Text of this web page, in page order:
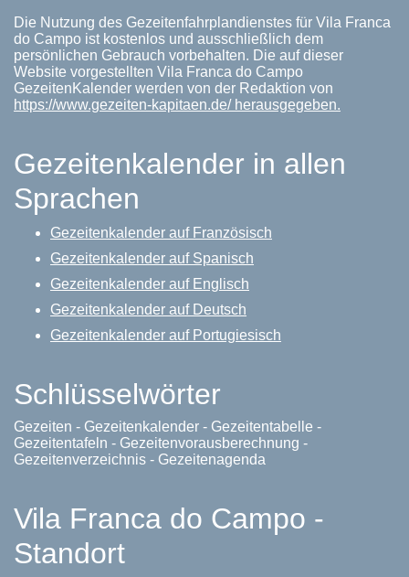
Die Nutzung des Gezeitenfahrplandienstes für Vila Franca
do Campo ist kostenlos und ausschließlich dem
persönlichen Gebrauch vorbehalten. Die auf dieser
Website vorgestellten Vila Franca do Campo
GezeitenKalender werden von der Redaktion von
https://www.gezeiten-kapitaen.de/ herausgegeben.
Gezeitenkalender in allen
Sprachen
Gezeitenkalender auf Französisch
Gezeitenkalender auf Spanisch
Gezeitenkalender auf Englisch
Gezeitenkalender auf Deutsch
Gezeitenkalender auf Portugiesisch
Schlüsselwörter
Gezeiten - Gezeitenkalender - Gezeitentabelle -
Gezeitentafeln - Gezeitenvorausberechnung -
Gezeitenverzeichnis - Gezeitenagenda
Vila Franca do Campo -
Standort